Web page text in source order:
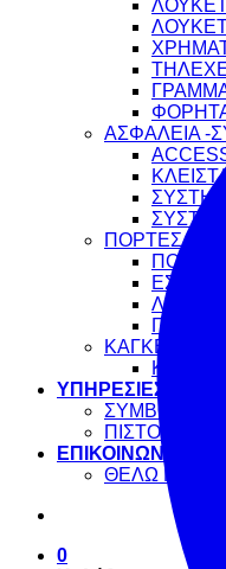
ΑΣΦΑΛΕΙΑ -
ΠΟΡΤΕΣ
ΛΑΒΕΣ
ΠΟΜΟΛΑ
ΚΑΓΚΕΛΑ
ΥΠΗΡΕΣΙΕΣ
ΣΥΜΒΟΥΛΕΣ
ΕΠΙΚΟΙΝΩΝΙΑ
ΘΕΛΩ
0